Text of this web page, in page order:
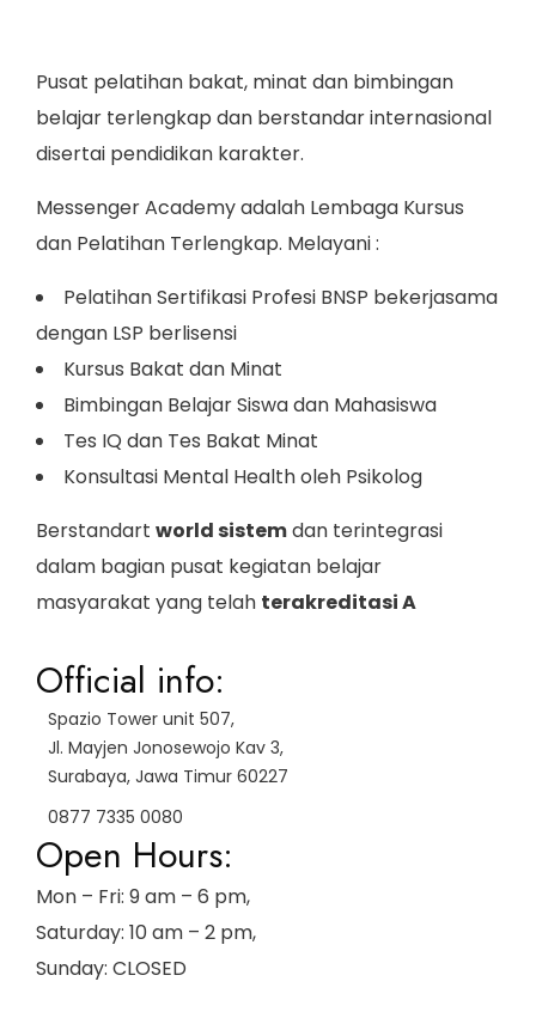
Pusat pelatihan bakat, minat dan bimbingan
belajar terlengkap dan berstandar internasional
disertai pendidikan karakter.
Messenger Academy adalah Lembaga Kursus
dan Pelatihan Terlengkap. Melayani :
Pelatihan Sertifikasi Profesi BNSP bekerjasama
dengan LSP berlisensi
Kursus Bakat dan Minat
Bimbingan Belajar Siswa dan Mahasiswa
Tes IQ dan Tes Bakat Minat
Konsultasi Mental Health oleh Psikolog
Berstandart world sistemdan terintegrasi
dalam bagian pusat kegiatan belajar
masyarakat yang telah terakreditasi A
Official info:
Spazio Tower unit 507,
Jl. Mayjen Jonosewojo Kav 3,
Surabaya, Jawa Timur 60227
0877 7335 0080
Open Hours:
Mon – Fri: 9 am – 6 pm,
Saturday: 10 am – 2 pm,
Sunday: CLOSED